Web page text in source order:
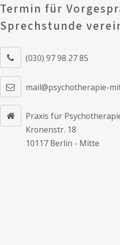
Termin für
Sprechstunde
(030) 97 98 27 85
mail@psychotherapie-
Praxis für
Kronenstr. 18
10117 Berlin - Mitte